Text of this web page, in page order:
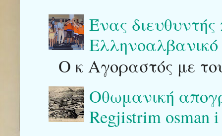
Ένας
Ο κ Αγοραστός με
Οθωμανική
Regjistrim osman